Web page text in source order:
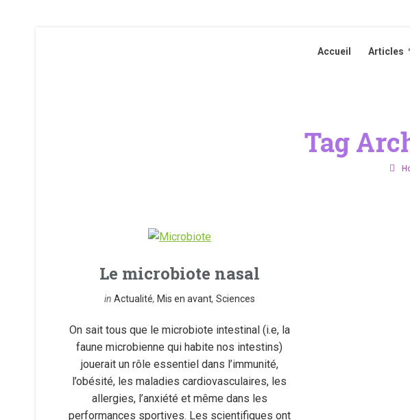
Accueil Articles
Tag
Le microbiote nasal
in Actualité, Mis en avant, Sciences
On sait tous que le microbiote intestinal (i.e, la
faune microbienne qui habite nos intestins)
jouerait un rôle essentiel dans l’immunité,
l’obésité, les maladies cardiovasculaires, les
allergies, l’anxiété et même dans les
performances sportives. Les scientifiques ont